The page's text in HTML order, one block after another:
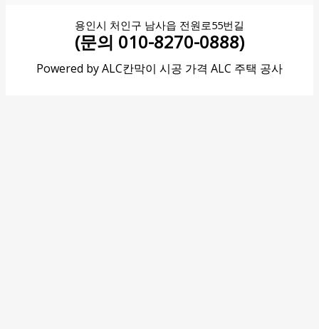
용인시 처인구 남사읍 전원로55번길
(문의 010-8270-0888)
Powered by ALC칸막이 시공 가격 ALC 주택 공사